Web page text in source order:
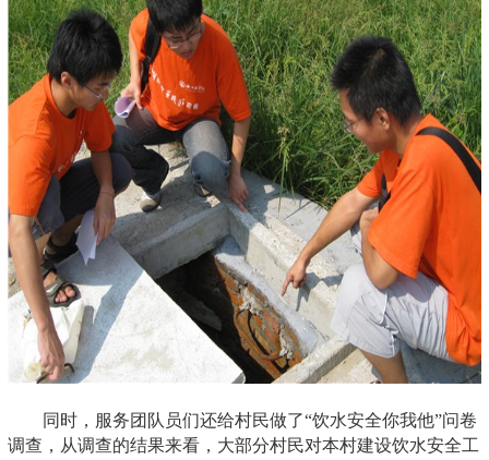
同时，服务团队员们还给村民做了“饮水安全你我他”问卷
调查，从调查的结果来看，大部分村民对本村建设饮水安全工